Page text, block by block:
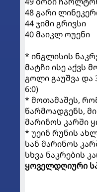
48 გარი
44 ჯიმი გრივსი
40 მაიკლ ოუენი
* ინგლისის
მატჩი ისე აქვს
გოლი გაუშვა და
6:0)
* მოთამაშეს,
წარმოადგენს,
მარინოს კარში
* უეინ რუნის
სან მარინოს
სხვა ნაკრების
ყოველდღიური